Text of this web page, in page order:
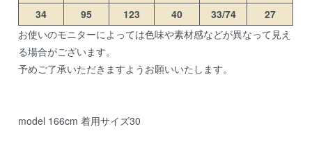
34
95 123 40 33/74
27
お使いのモニターによっては色味や素材感などが異なって見え
る場合がございます。
予めご了承いただきますようお願いいたします。
model 166cm 着用サイズ30